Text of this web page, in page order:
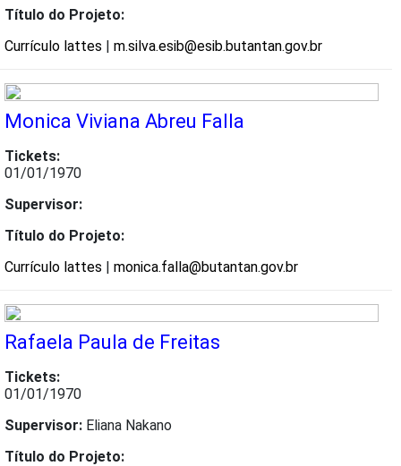
Título do Projeto:
Currículo lattes | m.silva.esib@esib.butantan.gov.br
Monica Viviana Abreu Falla
Tickets:
01/01/1970
Supervisor:
Título do Projeto:
Currículo lattes | monica.falla@butantan.gov.br
Rafaela Paula de Freitas
Tickets:
01/01/1970
Supervisor: Eliana Nakano
Título do Projeto: